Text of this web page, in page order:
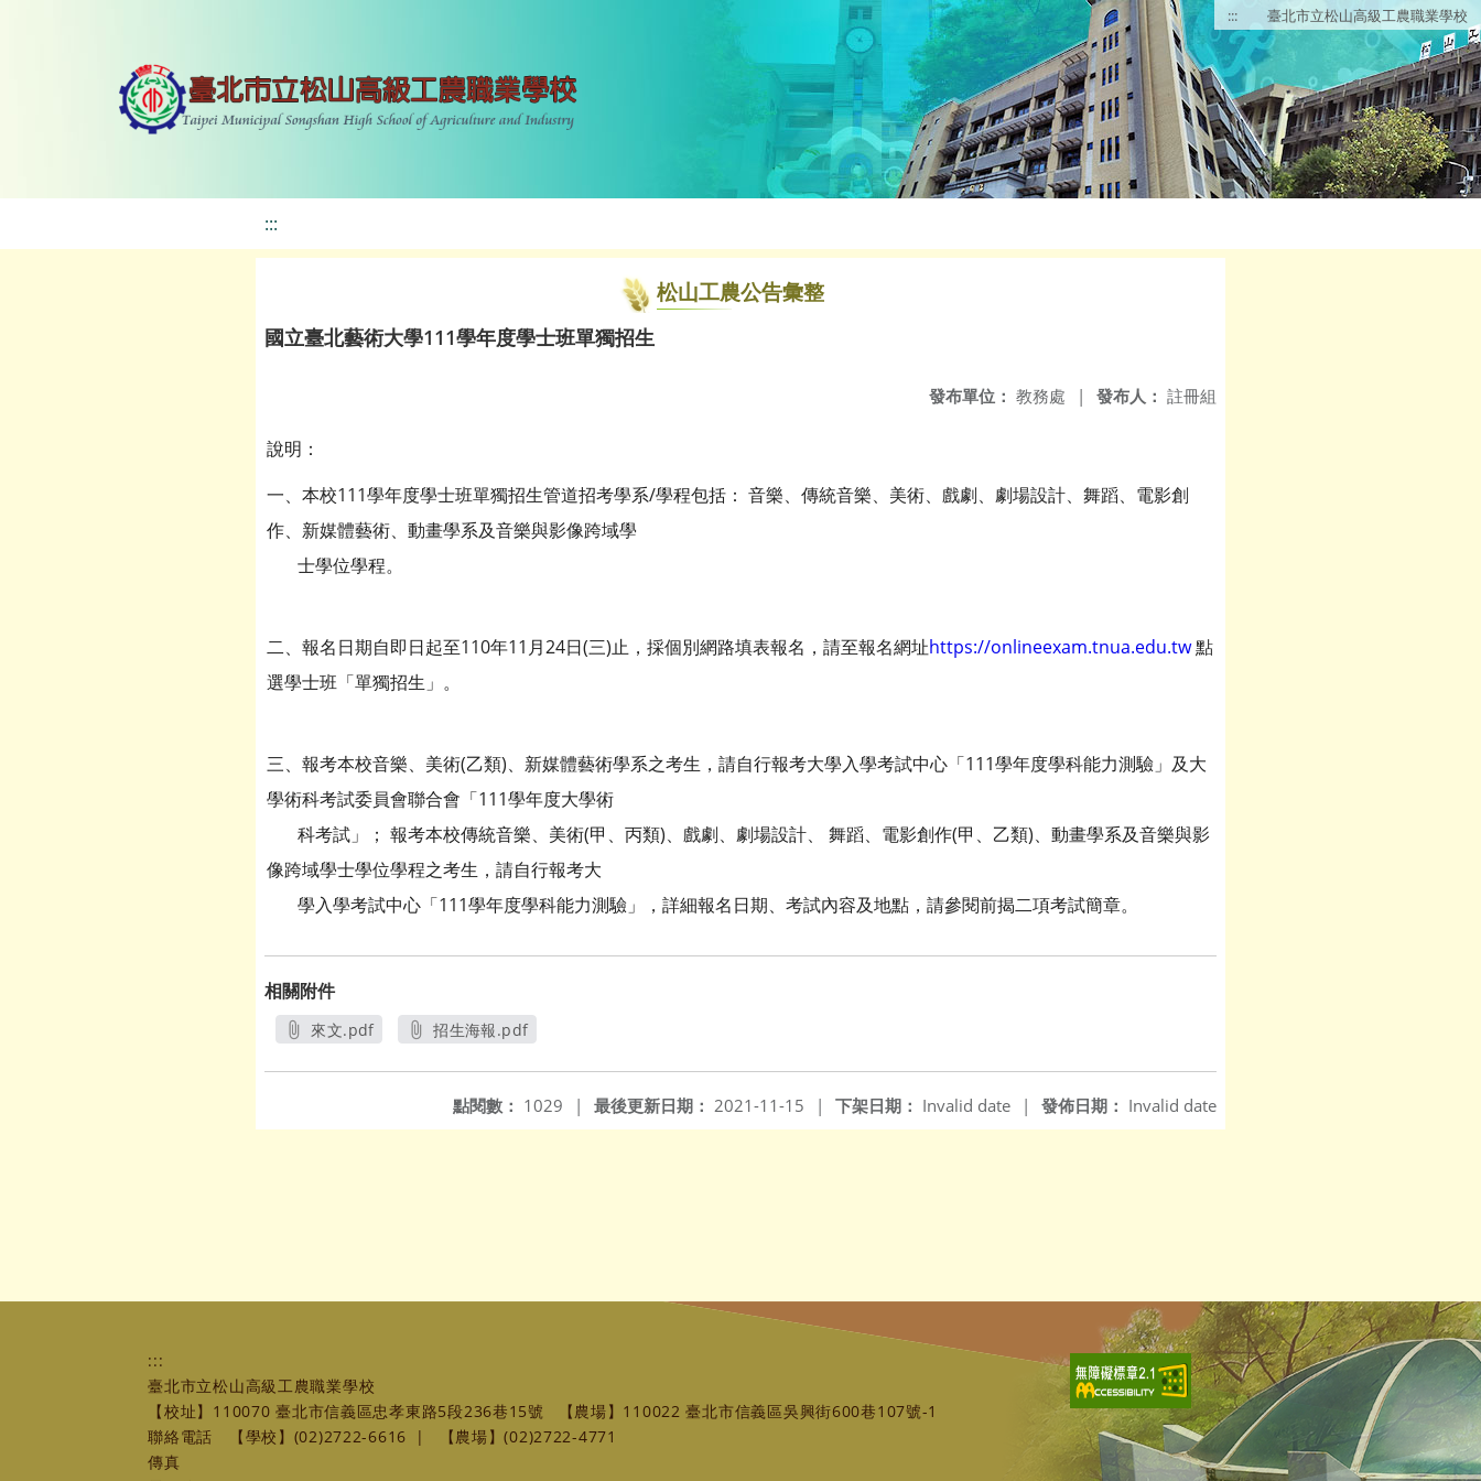
::: 臺北市立松山高級工農職業學校
:::
松山工農公告彙整
國立臺北藝術大學111學年度學士班單獨招生
發布人： 註冊組
發布單位： 教務處 |
說明：
一、本校111學年度學士班單獨招生管道招考學系/學程包括： 音樂、傳統音樂、美術、戲劇、劇場設計、舞蹈、電影創
作、新媒體藝術、動畫學系及音樂與影像跨域學
士學位學程。
二、報名日期自即日起至110年11月24日(三)止，採個別網路填表報名，請至報名網址https://onlineexam.tnua.edu.tw點
選學士班「單獨招生」。
三、報考本校音樂、美術(乙類)、新媒體藝術學系之考生，請自行報考大學入學考試中心「111學年度學科能力測驗」及大
學術科考試委員會聯合會「111學年度大學術
科考試」； 報考本校傳統音樂、美術(甲、丙類)、戲劇、劇場設計、 舞蹈、電影創作(甲、乙類)、動畫學系及音樂與影
像跨域學士學位學程之考生，請自行報考大
學入學考試中心「111學年度學科能力測驗」，詳細報名日期、考試內容及地點，請參閱前揭二項考試簡章。
相關附件
來文.pdf
招生海報.pdf
發佈日期： Invalid date
下架日期： Invalid date |
最後更新日期： 2021-11-15 |
點閱數： 1029 |
:::
臺北市立松山高級工農職業學校
【校址】110070 臺北市信義區忠孝東路5段236巷15號
【農場】110022 臺北市信義區吳興街600巷107號-1
聯絡電話
【學校】(02)2722-6616 |
【農場】(02)2722-4771
傳真